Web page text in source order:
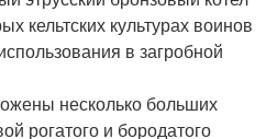
кельтских культурах воинов
в загробной
несколько больших
рогатого и бородатого